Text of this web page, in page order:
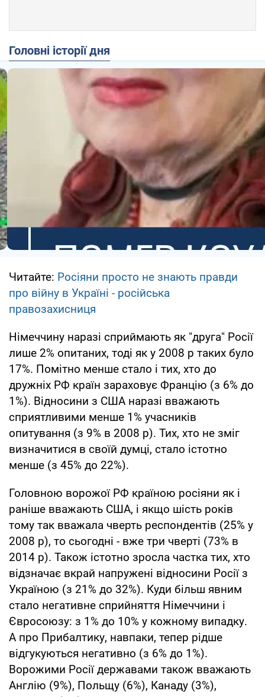
Головні історії дня
Читайте: Росіяни просто не знають правди
про війну в Україні - російська
правозахисниця
Німеччину наразі сприймають як "друга" Росії
лише 2% опитаних, тоді як у 2008 р таких було
17%. Помітно менше стало і тих, хто до
дружніх РФ країн зараховує Францію (з 6% до
1%). Відносини з США наразі вважають
сприятливими менше 1% учасників
опитування (з 9% в 2008 р). Тих, хто не зміг
визначитися в своїй думці, стало істотно
менше (з 45% до 22%).
Головною ворожої РФ країною росіяни як і
раніше вважають США, і якщо шість років
тому так вважала чверть респондентів (25% у
2008 р), то сьогодні - вже три чверті (73% в
2014 р). Також істотно зросла частка тих, хто
відзначає вкрай напружені відносини Росії з
Україною (з 21% до 32%). Куди більш явним
стало негативне сприйняття Німеччини і
Євросоюзу: з 1% до 10% у кожному випадку.
А про Прибалтику, навпаки, тепер рідше
відгукуються негативно (з 6% до 1%).
Ворожими Росії державами також вважають
Англію (9%), Польщу (6%), Канаду (3%),